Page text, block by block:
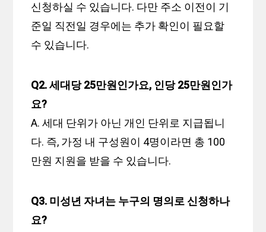
신청하실 수 있습니다. 다만 주소 이전이 기
준일 직전일 경우에는 추가 확인이 필요할
수 있습니다.
Q2. 세대당 25만원인가요, 인당 25만원인가
요?
A. 세대 단위가 아닌 개인 단위로 지급됩니
다. 즉, 가정 내 구성원이 4명이라면 총 100
만원 지원을 받을 수 있습니다.
Q3. 미성년 자녀는 누구의 명의로 신청하나
요?